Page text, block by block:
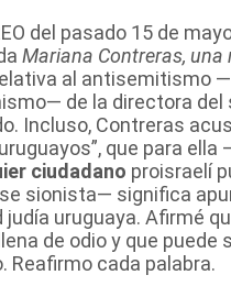
del pasado 15 de
Mariana Contreras, una
al antisemitismo
de la directora del
Incluso, Contreras
que para ella
ciudadano proisraelí
sionista— significa
judía uruguaya. Afirmé
de odio y que puede
Reafirmo cada palabra.